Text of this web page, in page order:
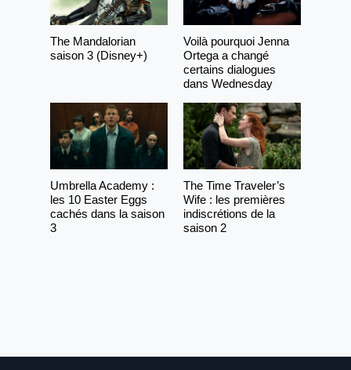
The Mandalorian
saison 3 (Disney+)
Voilà pourquoi Jenna
Ortega a changé
certains dialogues
dans Wednesday
Umbrella Academy :
les 10 Easter Eggs
cachés dans la saison
3
The Time Traveler’s
Wife : les premières
indiscrétions de la
saison 2